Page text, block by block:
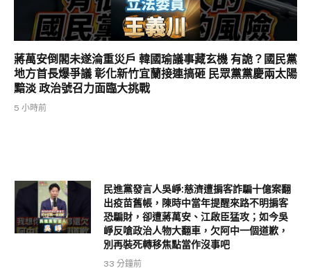
蔣萬安倒閣未遂淪重災戶 韓國瑜議事藏玄機 有詭？國民黨
地方首長爆爭議 彰化新竹宜蘭接連搞砸 民眾黨黨慶兩太陽
黯淡 政治號召力面臨大挑戰
5 小時前
民進黨發言人吳崢:慈濟遭掮客詐騙十億案翻
出疫苗舊帳，陳時中當年提醒來路不明掮客
恐騙財，卻遭蔣萬安、江啟臣猛攻；如今吳
崢反嗆政治人物大翻車，欠阿中一個道歉，
別再裝死轉移焦點當作沒事吧
33 分鐘前